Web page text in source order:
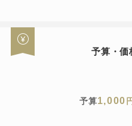
予算・価
予算1,000